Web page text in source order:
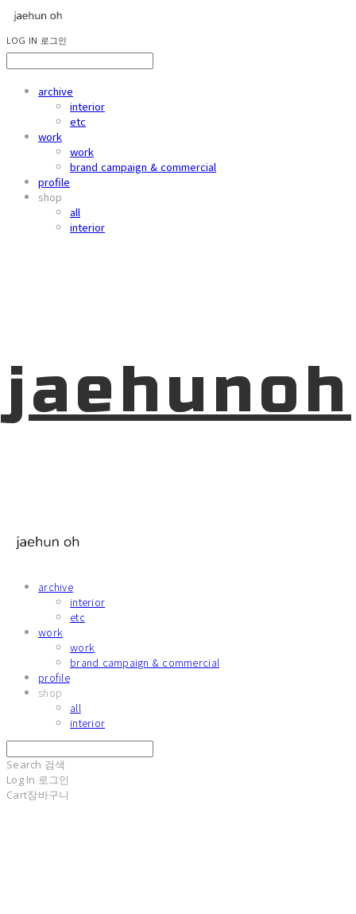
LOG IN 로그인
archive
interior
etc
work
work
brand campaign & commercial
profile
shop
all
interior
jaehunoh
archive
interior
etc
work
work
brand campaign & commercial
profile
shop
all
interior
Search 검색
Log In 로그인
Cart장바구니